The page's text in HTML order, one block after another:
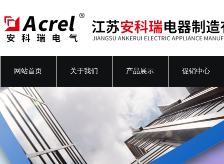
网站首页 关于我们 产品展示 促销中心